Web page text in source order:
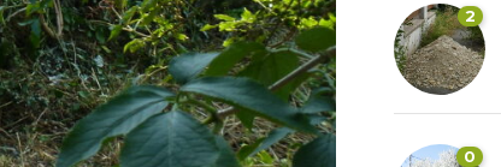
2
0